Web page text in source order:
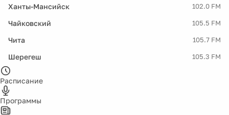
Ханты-Мансийск 102.0 FM
Чайковский 105.5 FM
Чита 105.7 FM
Шерегеш 105.3 FM
Расписание
Программы